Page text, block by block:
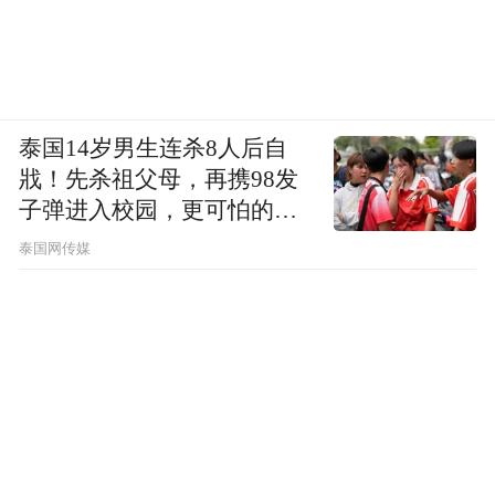
泰国14岁男生连杀8人后自
戕！先杀祖父母，再携98发
子弹进入校园，更可怕的细
节公布了
泰国网传媒